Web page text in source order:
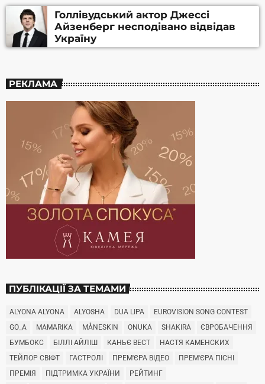
Голлівудський актор Джессі
Айзенберг несподівано відвідав
Україну
РЕКЛАМА
ПУБЛІКАЦІЇ ЗА ТЕМАМИ
ALYONA ALYONA ALYOSHA DUA LIPA
EUROVISION SONG CONTEST
GO_A
MAMARIKA MÅNESKIN ONUKA SHAKIRA
ЄВРОБАЧЕННЯ
БУМБОКС
БІЛЛІ АЙЛІШ КАНЬЄ ВЕСТ
НАСТЯ КАМЕНСКИХ
ТЕЙЛОР СВІФТ
ГАСТРОЛІ ПРЕМ'ЄРА ВІДЕО
ПРЕМ'ЄРА ПІСНІ
ПРЕМІЯ
ПІДТРИМКА УКРАЇНИ
РЕЙТИНГ